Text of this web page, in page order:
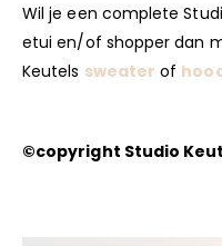
Wil je een complete
etui en/of shopper dan
Keutels sweater of
©copyright Studio